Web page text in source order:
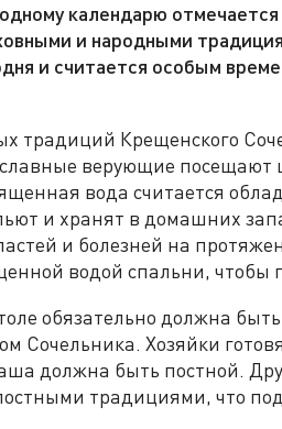
календарю
и народными
и считается особым
традиций Крещенского
верующие посещают
вода считается
и хранят в домашних
и болезней на
водой спальни, чтобы
обязательно должна
Сочельника. Хозяйки
должна быть постной.
традициями, что